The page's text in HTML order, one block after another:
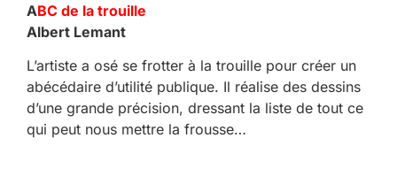
ABC de la trouille
Albert Lemant
L’artiste a osé se frotter à la trouille pour créer un
abécédaire d’utilité publique. Il réalise des dessins
d’une grande précision, dressant la liste de tout ce
qui peut nous mettre la frousse…